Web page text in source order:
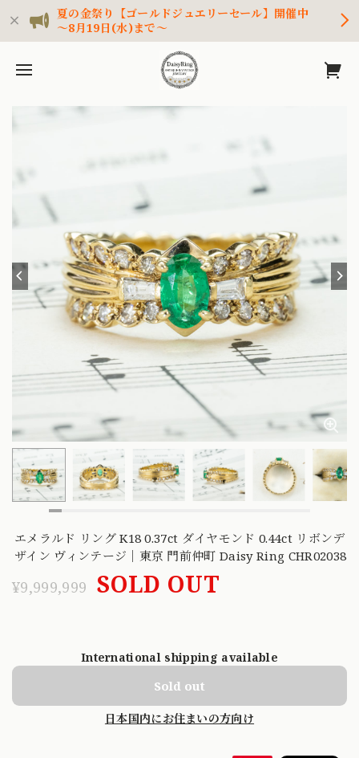
夏の金祭り【ゴールドジュエリーセール】開催中
～8月19日(水)まで～
エメラルド リング K18 0.37ct ダイヤモンド 0.44ct リボンデ
ザイン ヴィンテージ｜東京 門前仲町 Daisy Ring CHR02038
¥9,999,999 SOLD OUT
International shipping available
Sold out
日本国内にお住まいの方向け